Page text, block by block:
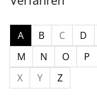
A B C D
M
N O P
X
Y Z